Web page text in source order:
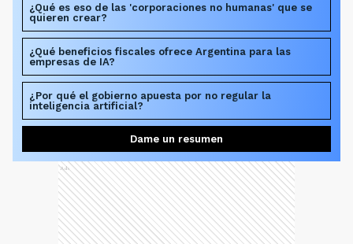
¿Qué es eso de las 'corporaciones no humanas' que se
quieren crear?
¿Qué beneficios fiscales ofrece Argentina para las
empresas de IA?
¿Por qué el gobierno apuesta por no regular la
inteligencia artificial?
Dame un resumen
Ads